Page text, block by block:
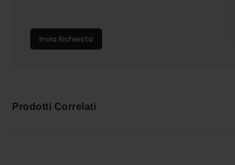
Invia Richiesta
Prodotti Correlati